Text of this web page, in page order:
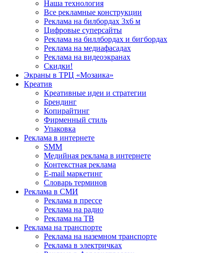
Наша технология
Все рекламные конструкции
Реклама на билбордах 3х6 м
Цифровые суперсайты
Реклама на биллбордах и бигбордах
Реклама на медиафасадах
Реклама на видеоэкранах
Скидки!
Экраны в ТРЦ «Мозаика»
Креатив
Креативные идеи и стратегии
Брендинг
Копирайтинг
Фирменный стиль
Упаковка
Реклама в интернете
SMM
Медийная реклама в интернете
Контекстная реклама
E-mail маркетинг
Словарь терминов
Реклама в СМИ
Реклама в прессе
Реклама на радио
Реклама на ТВ
Реклама на транспорте
Реклама на наземном транспорте
Реклама в электричках